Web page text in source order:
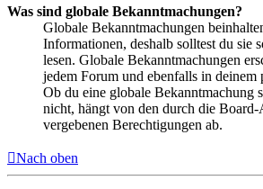
Was sind globale Bekanntmachungen?
Globale Bekanntmachungen
Informationen, deshalb solltest du sie
lesen. Globale Bekanntmachungen
jedem Forum und ebenfalls in deinem
Ob du eine globale Bekanntmachung
nicht, hängt von den durch die
vergebenen Berechtigungen ab.
Nach oben